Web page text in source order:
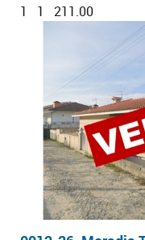
1
1 211.00